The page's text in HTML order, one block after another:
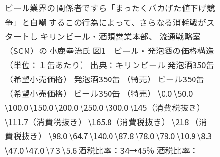
ビール業界の 関係者ですら「まったくバカげた値下げ競
争」と自嘲 するこの行為によって、さらなる消耗戦がス
タートし キリンビール・酒類営業本部、 流通戦略室
（SCM）の 小鹿幸治氏 図1 ビール・発泡酒の価格構造
（単位：１缶あたり） 出典：キリンビール 発泡酒350缶
（希望小売価格） 発泡酒350缶 （特売） ビール350缶
（希望小売価格） ビール350缶 （特売） \0.0 \50.0
\100.0 \150.0 \200.0 \250.0 \300.0 \145（消費税抜き）
\111.7（消費税抜き） \165.8（消費税抜き） \218 （消
費税抜き） \98.0 \64.7 \140.0 \87.8 \78.0 \78.0 \10.9 \8.3
\47.0 \47.0 \7.3 \5.6 酒税比率：34→45％ 酒税比率：